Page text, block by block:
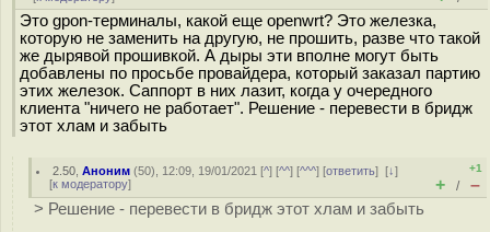
Это gpon-терминалы, какой еще openwrt? Это железка,
которую не заменить на другую, не прошить, разве что такой
же дырявой прошивкой. А дыры эти вполне могут быть
добавлены по просьбе провайдера, который заказал партию
этих железок. Саппорт в них лазит, когда у очередного
клиента "ничего не работает". Решение - перевести в бридж
этот хлам и забыть
2.50 ,Аноним (50), 12:09, 19/01/2021 [^] [^^] [^^^] [ответить][↓]
[к модератору]
+1
+ / –
> Решение - перевести в бридж этот хлам и забыть